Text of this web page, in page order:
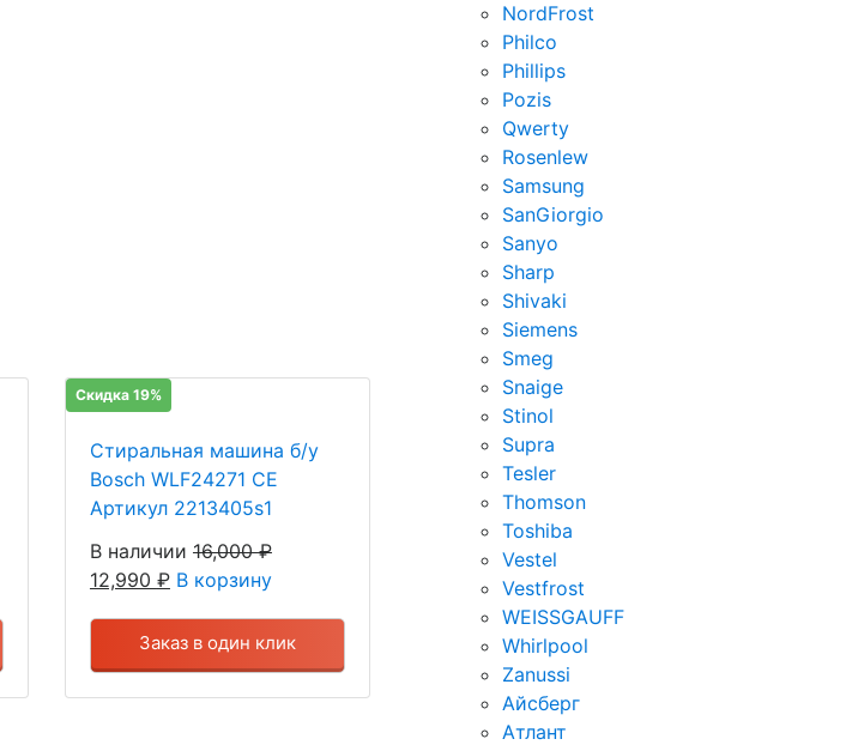
Скидка 19%
Стиральная машина б/у
Bosch WLF24271 CE
Артикул 2213405s1
В наличии 16,000₽
12,990 ₽ В корзину
Заказ в один клик
NordFrost
Philco
Phillips
Pozis
Qwerty
Rosenlew
Samsung
SanGiorgio
Sanyo
Sharp
Shivaki
Siemens
Smeg
Snaige
Stinol
Supra
Tesler
Thomson
Toshiba
Vestel
Vestfrost
WEISSGAUFF
Whirlpool
Zanussi
Айсберг
Атлант